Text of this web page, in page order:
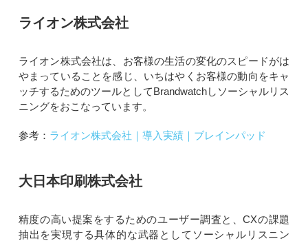
ライオン株式会社
ライオン株式会社は、お客様の生活の変化のスピードがは
やまっていることを感じ、いちはやくお客様の動向をキャ
ッチするためのツールとしてBrandwatchしソーシャルリス
ニングをおこなっています。
参考： ライオン株式会社｜導入実績｜ブレインパッド
大日本印刷株式会社
精度の高い提案をするためのユーザー調査と、CXの課題
抽出を実現する具体的な武器としてソーシャルリスニン